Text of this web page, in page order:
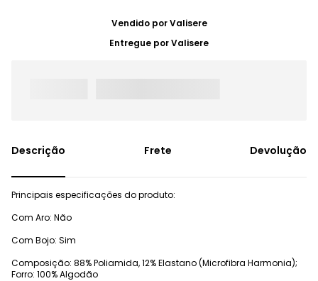
Vendido porValisere
Entregue porValisere
Frete Devolução
Principais especificações do produto:
Com Aro: Não
Com Bojo: Sim
Composição: 88% Poliamida, 12% Elastano (Microfibra Harmonia);
Forro: 100% Algodão